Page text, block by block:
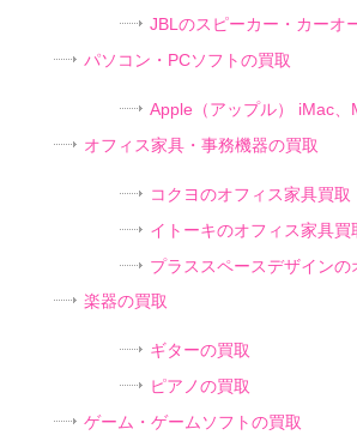
JBLのスピーカー・カーオ
パソコン・PCソフトの買取
Apple（アップル） iMac、
オフィス家具・事務機器の買取
コクヨのオフィス家具買取
イトーキのオフィス家具買
プラススペースデザインの
楽器の買取
ギターの買取
ピアノの買取
ゲーム・ゲームソフトの買取